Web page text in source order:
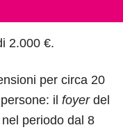
2.000 €.
per circa 20
il foyerdel
periodo dal 8